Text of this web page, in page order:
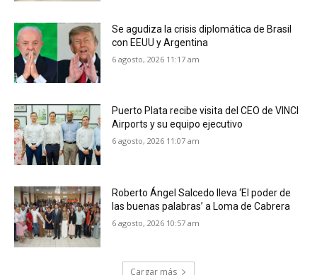
Se agudiza la crisis diplomática de Brasil
con EEUU y Argentina
6 agosto, 2026 11:17 am
Puerto Plata recibe visita del CEO de VINCI
Airports y su equipo ejecutivo
6 agosto, 2026 11:07 am
Roberto Ángel Salcedo lleva ‘El poder de
las buenas palabras’ a Loma de Cabrera
6 agosto, 2026 10:57 am
Cargar más